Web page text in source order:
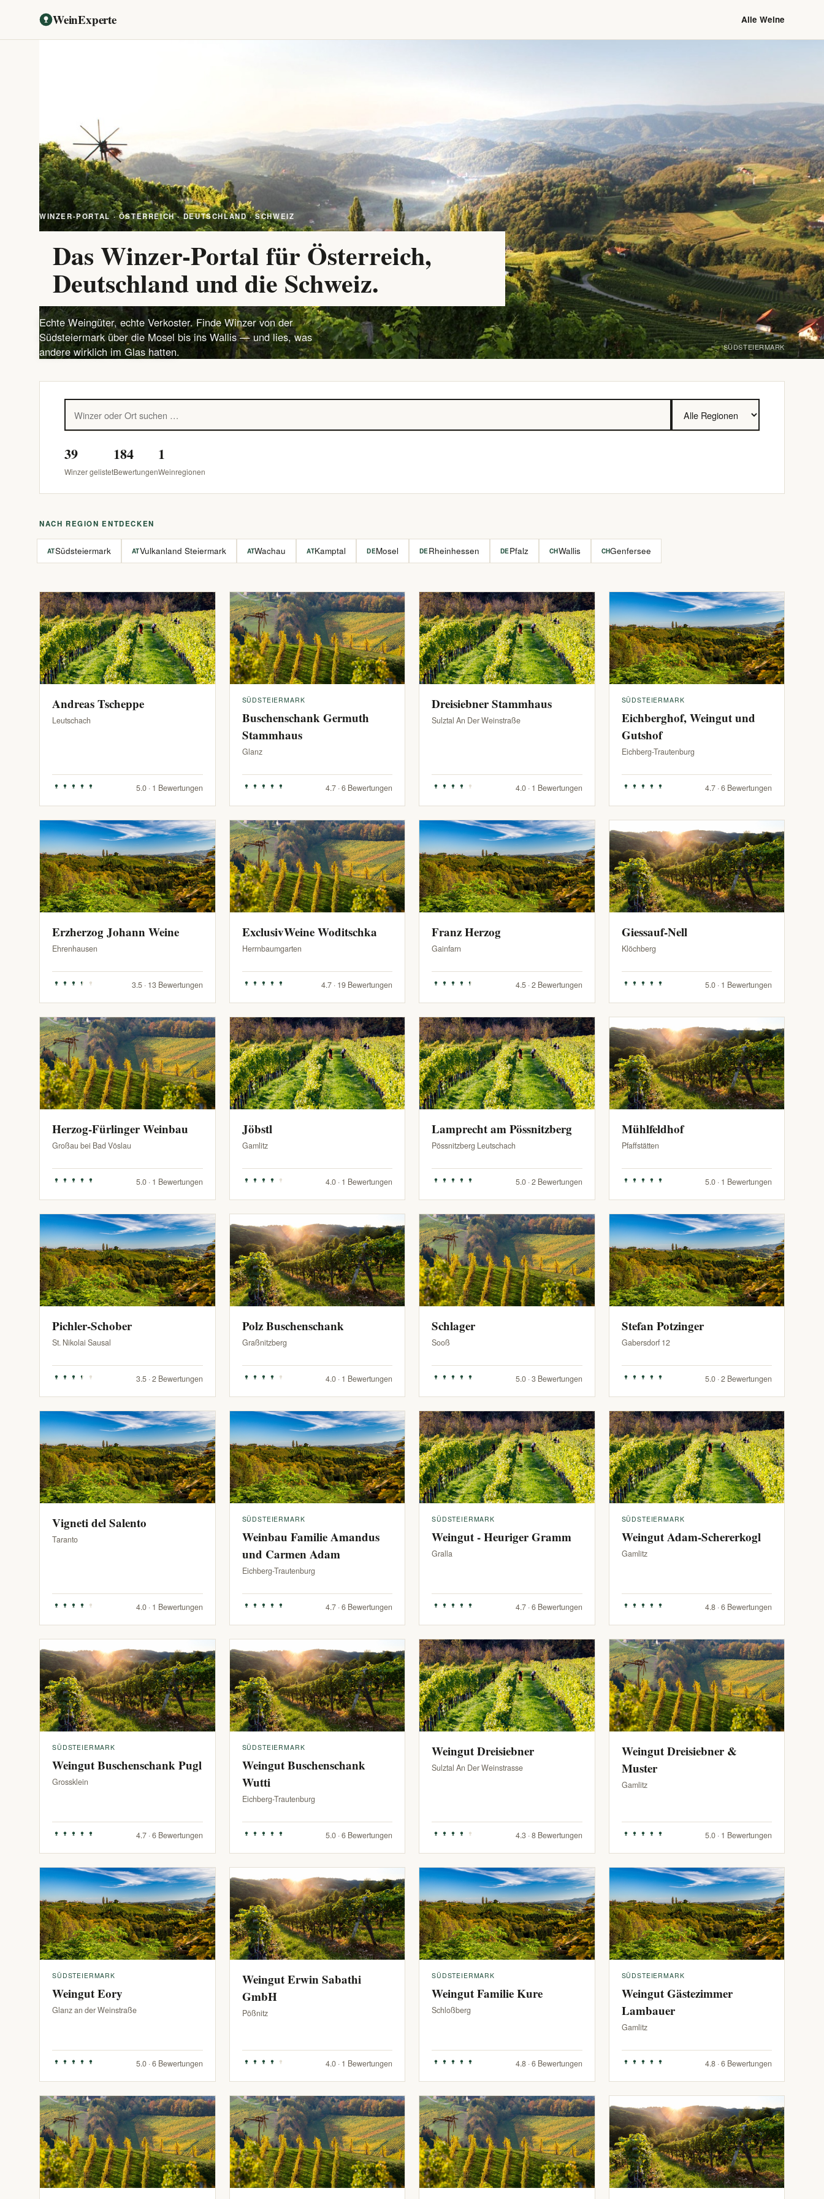
WeinExperte Alle Weine
WINZER-PORTAL · ÖSTERREICH · DEUTSCHLAND · SCHWEIZ
Das Winzer-Portal für Österreich,
Deutschland und die Schweiz.
Echte Weingüter, echte Verkoster. Finde Winzer von der
Südsteiermark über die Mosel bis ins Wallis — und lies, was
andere wirklich im Glas hatten.
SÜDSTEIERMARK
39
Winzer gelistet
184
Bewertungen
1
Weinregionen
NACH REGION ENTDECKEN
ATSüdsteiermark ATVulkanland Steiermark ATWachau ATKamptal DEMosel DE Rheinhessen DE Pfalz CHWallis CHGenfersee
Andreas Tscheppe
Leutschach
5.0 · 1 Bewertungen
SÜDSTEIERMARK
Buschenschank Germuth
Stammhaus
Glanz
4.7 · 6 Bewertungen
Dreisiebner Stammhaus
Sulztal An Der Weinstraße
4.0 · 1 Bewertungen
SÜDSTEIERMARK
Eichberghof, Weingut und
Gutshof
Eichberg-Trautenburg
4.7 · 6 Bewertungen
Erzherzog Johann Weine
Ehrenhausen
3.5 · 13 Bewertungen
ExclusivWeine Woditschka
Herrnbaumgarten
4.7 · 19 Bewertungen
Franz Herzog
Gainfarn
4.5 · 2 Bewertungen
Giessauf-Nell
Klöchberg
5.0 · 1 Bewertungen
Herzog-Fürlinger Weinbau
Großau bei Bad Vöslau
5.0 · 1 Bewertungen
Jöbstl
Gamlitz
4.0 · 1 Bewertungen
Lamprecht am Pössnitzberg
Pössnitzberg Leutschach
5.0 · 2 Bewertungen
Mühlfeldhof
Pfaffstätten
5.0 · 1 Bewertungen
Pichler-Schober
St. Nikolai Sausal
3.5 · 2 Bewertungen
Polz Buschenschank
Graßnitzberg
4.0 · 1 Bewertungen
Schlager
Sooß
5.0 · 3 Bewertungen
Stefan Potzinger
Gabersdorf 12
5.0 · 2 Bewertungen
Vigneti del Salento
Taranto
4.0 · 1 Bewertungen
SÜDSTEIERMARK
Weinbau Familie Amandus
und Carmen Adam
Eichberg-Trautenburg
4.7 · 6 Bewertungen
SÜDSTEIERMARK
Weingut - Heuriger Gramm
Gralla
4.7 · 6 Bewertungen
SÜDSTEIERMARK
Weingut Adam-Schererkogl
Gamlitz
4.8 · 6 Bewertungen
SÜDSTEIERMARK
Weingut Buschenschank Pugl
Grossklein
4.7 · 6 Bewertungen
SÜDSTEIERMARK
Weingut Buschenschank
Wutti
Eichberg-Trautenburg
5.0 · 6 Bewertungen
Weingut Dreisiebner
Sulztal An Der Weinstrasse
4.3 · 8 Bewertungen
Weingut Dreisiebner &
Muster
Gamlitz
5.0 · 1 Bewertungen
SÜDSTEIERMARK
Weingut Eory
Glanz an der Weinstraße
5.0 · 6 Bewertungen
Weingut Erwin Sabathi
GmbH
Pößnitz
4.0 · 1 Bewertungen
SÜDSTEIERMARK
Weingut Familie Kure
Schloßberg
4.8 · 6 Bewertungen
SÜDSTEIERMARK
Weingut Gästezimmer
Lambauer
Gamlitz
4.8 · 6 Bewertungen